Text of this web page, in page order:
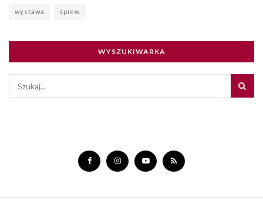
wystawa śpiew
WYSZUKIWARKA